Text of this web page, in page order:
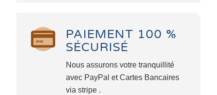
PAIEMENT 100 %
SÉCURISÉ
Nous assurons votre tranquillité
avec PayPal et Cartes Bancaires
via stripe .